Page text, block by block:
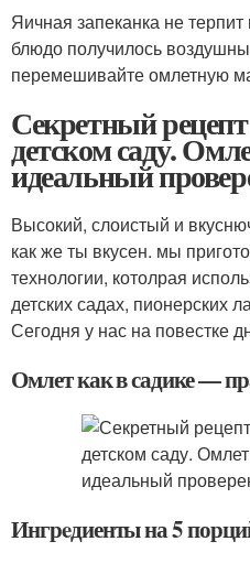
Яичная запеканка не
блюдо получилось
перемешивайте омлетную
Секретный
детском саду.
идеальный
Высокий, слоистый и
как же ты вкусен. мы
технологии, котолрая
детских садах, пионерских
Сегодня у нас на повестке
Омлет как в садике —
Ингрeдиенты на 5